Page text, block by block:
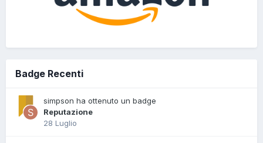
Badge Recenti
simpson ha ottenuto un badge
Reputazione
28 Luglio